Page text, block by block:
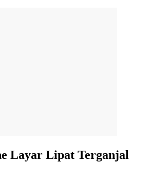
Layar Lipat Terganjal